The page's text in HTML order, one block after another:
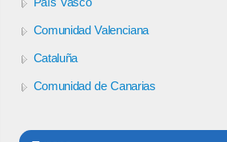
Comunidad Valenciana
Cataluña
Comunidad de Canarias